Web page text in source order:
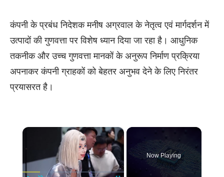
कंपनी के प्रबंध निदेशक मनीष अग्रवाल के नेतृत्व एवं मार्गदर्शन में
उत्पादों की गुणवत्ता पर विशेष ध्यान दिया जा रहा है। आधुनिक
तकनीक और उच्च गुणवत्ता मानकों के अनुरूप निर्माण प्रक्रिया
अपनाकर कंपनी ग्राहकों को बेहतर अनुभव देने के लिए निरंतर
प्रयासरत है।
×
Now Playing